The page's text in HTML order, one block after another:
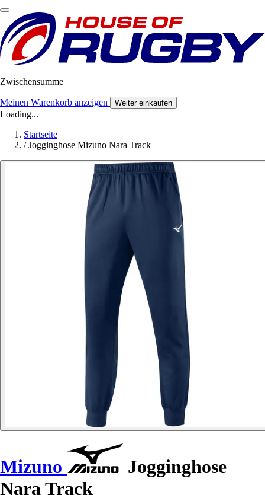
Zwischensumme
Meinen Warenkorb anzeigen Weiter einkaufen
Loading...
Startseite
/ Jogginghose Mizuno Nara Track
Mizuno
Jogginghose
Nara Track